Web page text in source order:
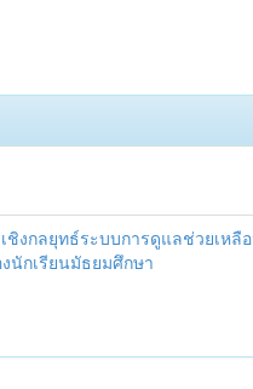
งกลยุทธ์ระบบการดูแลช่วยเหลื
นักเรียนมัธยมศึกษา